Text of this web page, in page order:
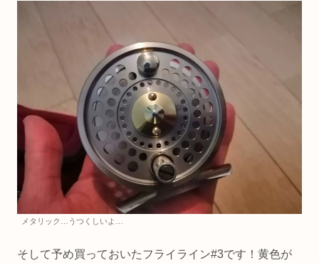
メタリック…うつくしいよ…
そして予め買っておいたフライライン#3です！黄色が